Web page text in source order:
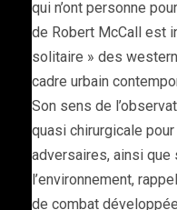
qui n’ont personne
de Robert McCall est
solitaire » des
cadre urbain
Son sens de
quasi chirurgicale
adversaires, ainsi
l’environnement,
de combat